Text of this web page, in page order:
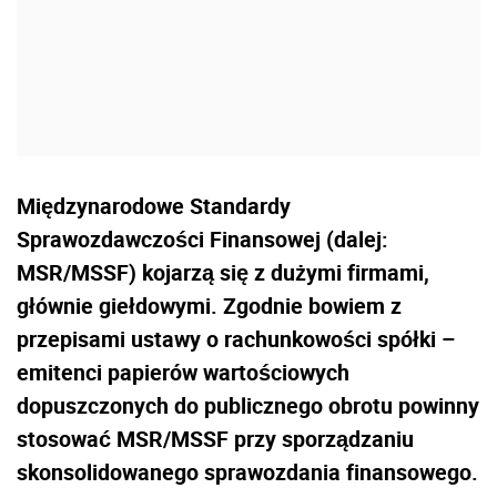
Międzynarodowe Standardy
Sprawozdawczości Finansowej (dalej:
MSR/MSSF) kojarzą się z dużymi firmami,
głównie giełdowymi. Zgodnie bowiem z
przepisami ustawy o rachunkowości spółki –
emitenci papierów wartościowych
dopuszczonych do publicznego obrotu powinny
stosować MSR/MSSF przy sporządzaniu
skonsolidowanego sprawozdania finansowego.